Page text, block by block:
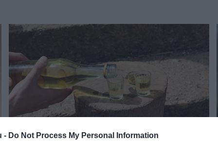
- Do Not Process My Personal Information